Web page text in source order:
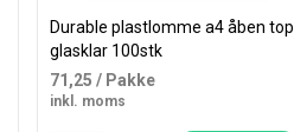
Durable plastlomme a4 åben top
glasklar 100stk
71,25 / Pakke
inkl. moms